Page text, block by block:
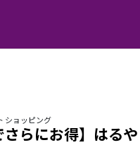
ショッピング
さらにお得】はる